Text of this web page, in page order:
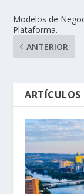
Modelos de
Plataforma.
ANTERIOR
ARTÍCULOS